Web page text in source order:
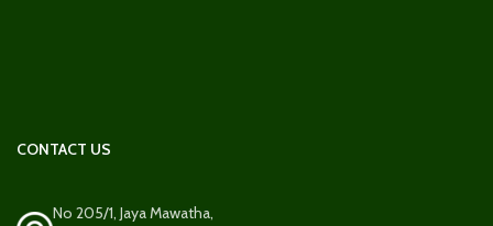
CONTACT US
No 205/1, Jaya Mawatha,